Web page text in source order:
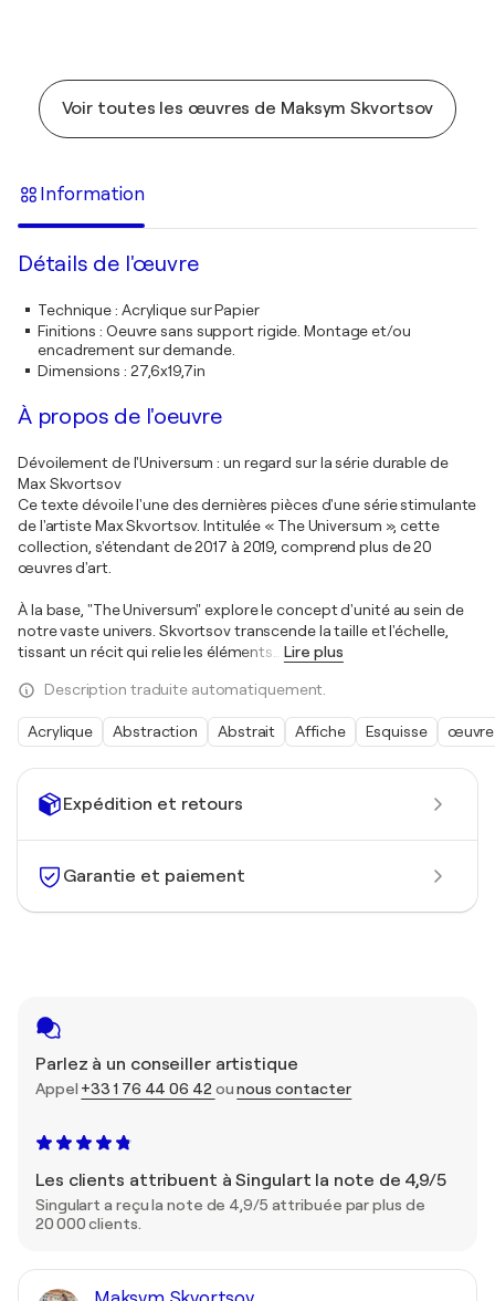
Expédition et retours
Garantie et paiement
Parlez à un conseiller artistique
Appel +33 1 76 44 06 42 ounous contacter
Les clients attribuent à Singulart la note de 4,9/5
Singulart a reçu la note de 4,9/5 attribuée par plus de
20 000 clients.
Voir toutes les œuvres de Maksym Skvortsov
Information
Détails de l'œuvre
Technique: Acrylique sur Papier
Finitions : Oeuvre sans support rigide. Montage et/ou
encadrement sur demande.
Dimensions : 27,6x19,7in
À propos de l'oeuvre
Dévoilement de l'Universum : un regard sur la série durable de
Max Skvortsov
Ce texte dévoile l'une des dernières pièces d'une série stimulante
de l'artiste Max Skvortsov. Intitulée « The Universum », cette
collection, s'étendant de 2017 à 2019, comprend plus de 20
œuvres d'art.
À la base, "The Universum" explore le concept d'unité au sein de
notre vaste univers. Skvortsov transcende la taille et l'échelle,
tissant un récit qui relie les éléments
Lire plus
Description traduite automatiquement.
Acrylique Abstraction Abstrait Affiche Esquisse œuvre